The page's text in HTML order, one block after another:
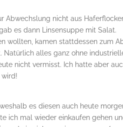
Abwechslung nicht aus
es dann Linsensuppe mit Salat.
wollten, kamen stattdessen zum
alles ganz ohne
nicht vermisst. Ich hatte aber
wird!
es diesen auch heute
ich mal wieder einkaufen gehen